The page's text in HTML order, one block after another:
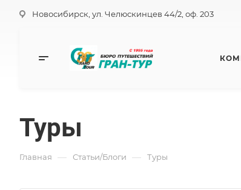
Новосибирск, ул. Челюскинцев 44/2, оф. 203
Туры
Главная — Статьи/Блоги — Туры